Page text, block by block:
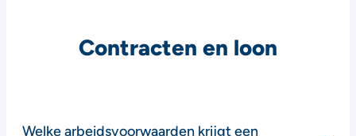
Contracten en loon
Welke arbeidsvoorwaarden krijgt een